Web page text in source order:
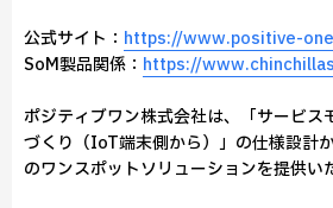
公式サイト： https://www.positive-
SoM製品関係： https://
ポジティブワン株式会社は、「サービス
づくり（IoT端末側から）」の仕様設計
のワンスポットソリューションを提供い